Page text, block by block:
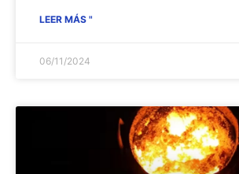
LEER MÁS "
06/11/2024